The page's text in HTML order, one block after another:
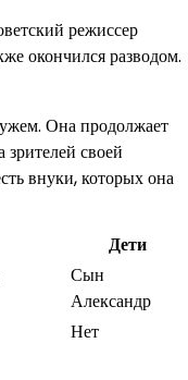
режиссер
окончился разводом.
Она продолжает
зрителей своей
внуки, которых она
Дети
Сын
Александр
Нет